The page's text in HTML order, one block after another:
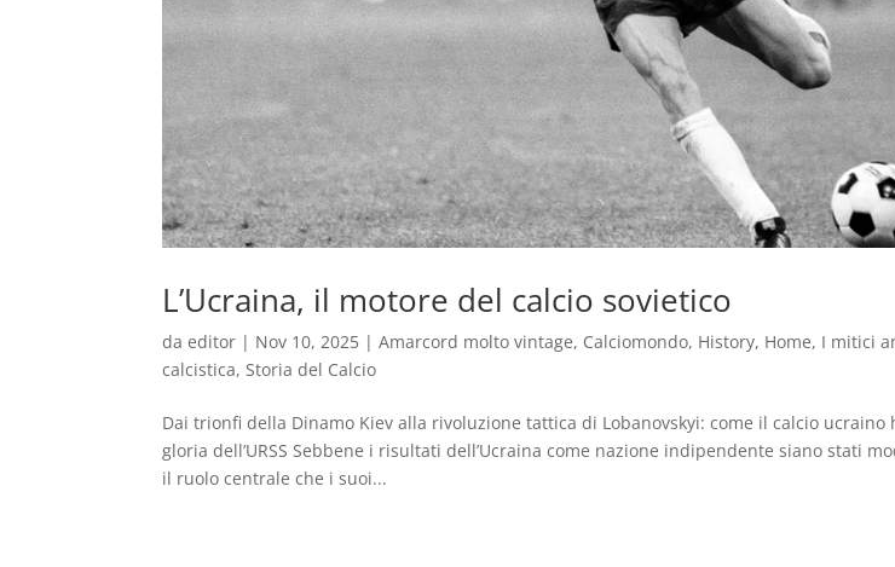
L’Ucraina, il motore del calcio sovietico
daeditor | Nov 10, 2025 |Amarcord molto vintage, Calciomondo, History, Home, I mitici
calcistica, Storia del Calcio
Dai trionfi della Dinamo Kiev alla rivoluzione tattica di Lobanovskyi: come il calcio ucraino
gloria dell’URSS Sebbene i risultati dell’Ucraina come nazione indipendente siano stati
il ruolo centrale che i suoi...